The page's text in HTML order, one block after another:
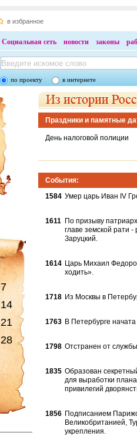
в избранное
Социальная сеть новости законы
по проекту в интернете
7
14
21
28
Праздники и памятные
День налоговой полиции
События:
1584 Умер царь Иван IV
1611 По призыву
главе земской рати
Заруцкий.
1614 Царь Михаил
ходить».
1718 Из Москвы в
1763 В Петербурге
1798 Отстранен от
1835 Образован
для выработки
привилегий
1856 Подписанием
Великобританией,
укрепления.